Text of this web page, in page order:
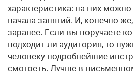
характеристика: на них
начала занятий. И, конечно
заранее. Если вы поручаете
подходит ли аудитория, то
человеку подробнейшие
смотреть. Лучше в